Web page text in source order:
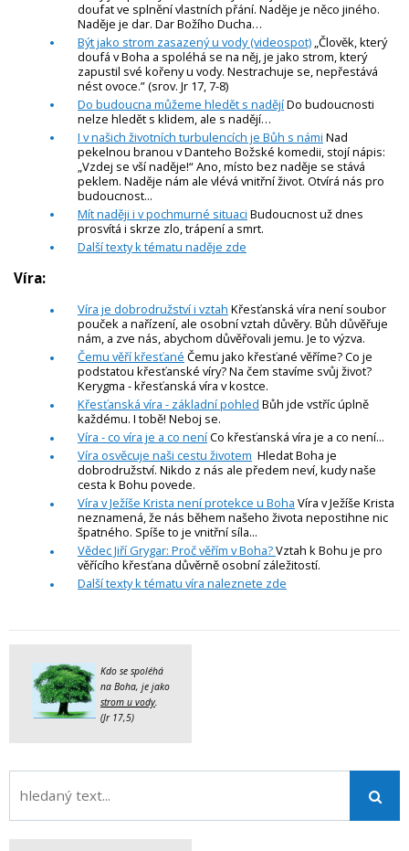
doufat ve splnění vlastních přání. Naděje je něco jiného.
Naděje je dar. Dar Božího Ducha…
Být jako strom zasazený u vody (videospot) „Člověk, který
doufá v Boha a spoléhá se na něj, je jako strom, který
zapustil své kořeny u vody. Nestrachuje se, nepřestává
nést ovoce.” (srov. Jr 17, 7-8)
Do budoucna můžeme hledět s nadějíDo budoucnosti
nelze hledět s klidem, ale s nadějí…
I v našich životních turbulencích je Bůh s námi Nad
pekelnou branou v Danteho Božské komedii, stojí nápis:
„Vzdej se vší naděje!“ Ano, místo bez naděje se stává
peklem. Naděje nám ale vlévá vnitřní život. Otvírá nás pro
budoucnost...
Mít naději i v pochmurné situaci Budoucnost už dnes
prosvítá i skrze zlo, trápení a smrt.
Další texty k tématu naděje zde
Víra:
Víra je dobrodružství i vztah Křesťanská víra není soubor
pouček a nařízení, ale osobní vztah důvěry. Bůh důvěřuje
nám, a zve nás, abychom důvěřovali jemu. Je to výzva.
Čemu věří křesťané Čemu jako křesťané věříme? Co je
podstatou křesťanské víry? Na čem stavíme svůj život?
Kerygma - křesťanská víra v kostce.
Křesťanská víra - základní pohled Bůh jde vstříc úplně
každému. I tobě! Neboj se.
Víra - co víra je a co neníCo křesťanská víra je a co není...
Víra osvěcuje naši cestu životem Hledat Boha je
dobrodružství. Nikdo z nás ale předem neví, kudy naše
cesta k Bohu povede.
Víra v Ježíše Krista není protekce u Boha Víra v Ježíše Krista
neznamená, že nás během našeho života nepostihne nic
špatného. Spíše to je vnitřní síla...
Vědec Jiří Grygar: Proč věřím v Boha?Vztah k Bohu je pro
věřícího křesťana důvěrně osobní záležitostí.
Další texty k tématu víra naleznete zde
Kdo se spoléhá
na Boha, je jako
strom u vody
(Jr 17,5)